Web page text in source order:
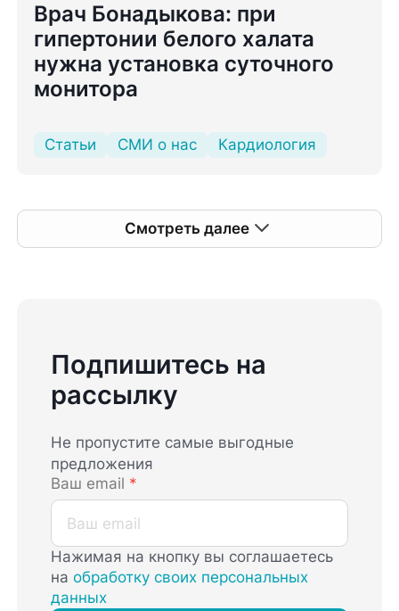
Врач Бонадыкова: при
гипертонии белого халата
нужна установка суточного
монитора
Статьи СМИ о нас Кардиология
Смотреть далее
Подпишитесь на
рассылку
Не пропустите самые выгодные
предложения
Ваш email *
Нажимая на кнопку вы соглашаетесь
наобработку своих персональных
данных